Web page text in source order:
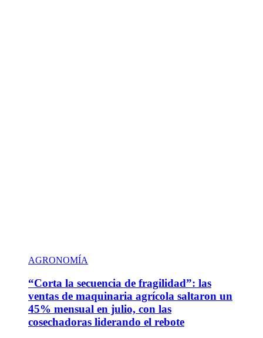
AGRONOMÍA
“Corta la secuencia de fragilidad”: las
ventas de maquinaria agrícola saltaron un
45% mensual en julio, con las
cosechadoras liderando el rebote